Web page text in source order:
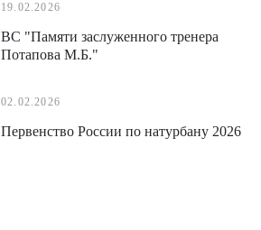
19.02.2026
ВС "Памяти заслуженного тренера
Потапова М.Б."
02.02.2026
Первенство России по натурбану 2026